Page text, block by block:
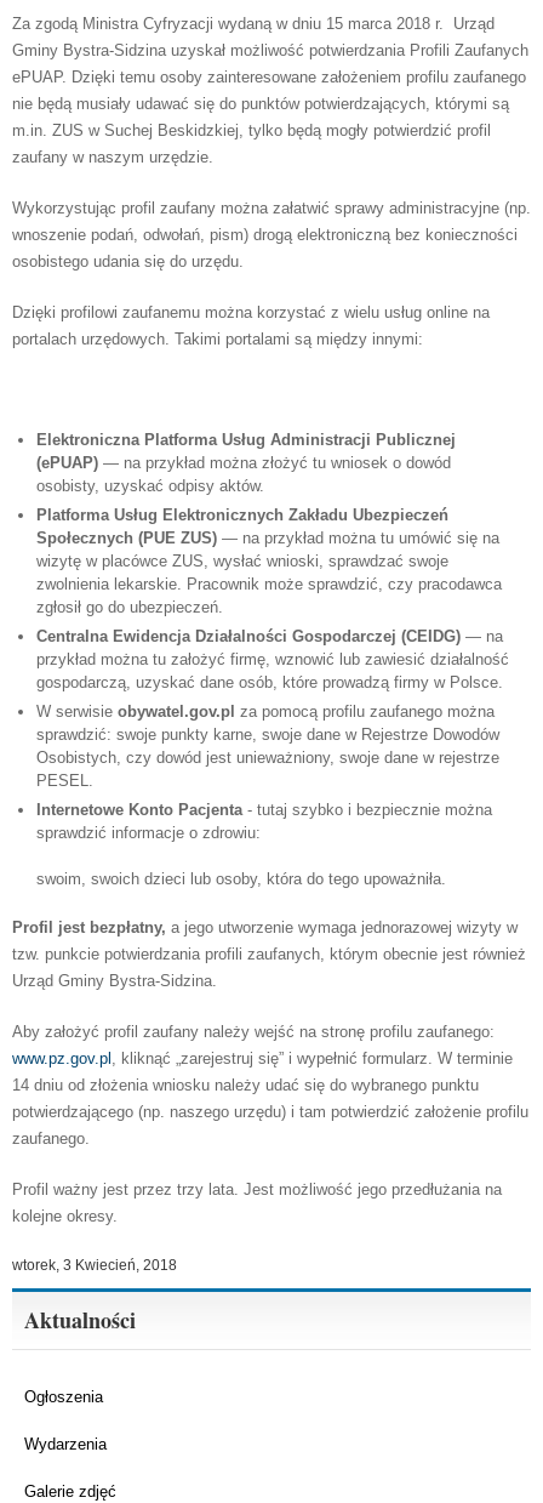
Za zgodą Ministra Cyfryzacji wydaną w dniu 15 marca 2018 r. Urząd
Gminy Bystra-Sidzina uzyskał możliwość potwierdzania Profili Zaufanych
ePUAP. Dzięki temu osoby zainteresowane założeniem profilu zaufanego
nie będą musiały udawać się do punktów potwierdzających, którymi są
m.in. ZUS w Suchej Beskidzkiej, tylko będą mogły potwierdzić profil
zaufany w naszym urzędzie.
Wykorzystując profil zaufany można załatwić sprawy administracyjne (np.
wnoszenie podań, odwołań, pism) drogą elektroniczną bez konieczności
osobistego udania się do urzędu.
Dzięki profilowi zaufanemu można korzystać z wielu usług online na
portalach urzędowych. Takimi portalami są między innymi:
Elektroniczna Platforma Usług Administracji Publicznej
(ePUAP) — na przykład można złożyć tu wniosek o dowód
osobisty, uzyskać odpisy aktów.
Platforma Usług Elektronicznych Zakładu Ubezpieczeń
Społecznych (PUE ZUS) — na przykład można tu umówić się na
wizytę w placówce ZUS, wysłać wnioski, sprawdzać swoje
zwolnienia lekarskie. Pracownik może sprawdzić, czy pracodawca
zgłosił go do ubezpieczeń.
Centralna Ewidencja Działalności Gospodarczej (CEIDG) — na
przykład można tu założyć firmę, wznowić lub zawiesić działalność
gospodarczą, uzyskać dane osób, które prowadzą firmy w Polsce.
W serwisie obywatel.gov.pl za pomocą profilu zaufanego można
sprawdzić: swoje punkty karne, swoje dane w Rejestrze Dowodów
Osobistych, czy dowód jest unieważniony, swoje dane w rejestrze
PESEL.
Internetowe Konto Pacjenta- tutaj szybko i bezpiecznie można
sprawdzić informacje o zdrowiu:
swoim, swoich dzieci lub osoby, która do tego upoważniła.
Profil jest bezpłatny, a jego utworzenie wymaga jednorazowej wizyty w
tzw. punkcie potwierdzania profili zaufanych, którym obecnie jest również
Urząd Gminy Bystra-Sidzina.
Aby założyć profil zaufany należy wejść na stronę profilu zaufanego:
www.pz.gov.pl , kliknąć „zarejestruj się” i wypełnić formularz. W terminie
14 dniu od złożenia wniosku należy udać się do wybranego punktu
potwierdzającego (np. naszego urzędu) i tam potwierdzić założenie profilu
zaufanego.
Profil ważny jest przez trzy lata. Jest możliwość jego przedłużania na
kolejne okresy.
wtorek, 3 Kwiecień, 2018
Aktualności
Ogłoszenia
Wydarzenia
Galerie zdjęć